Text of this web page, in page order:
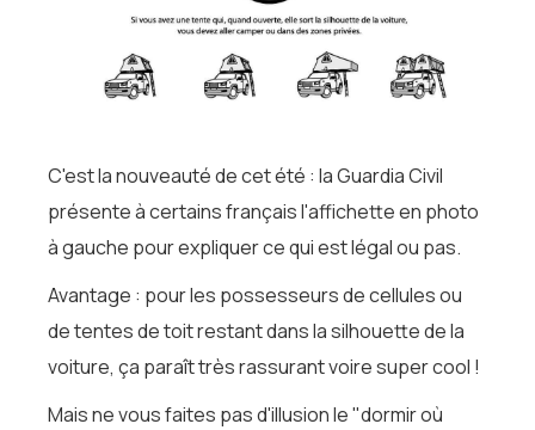
C'est la nouveauté de cet été : la Guardia Civil
présente à certains français l'affichette en photo
à gauche pour expliquer ce qui est légal ou pas.
Avantage : pour les possesseurs de cellules ou
de tentes de toit restant dans la silhouette de la
voiture, ça paraît très rassurant voire super cool !
Mais ne vous faites pas d'illusion le "dormir où